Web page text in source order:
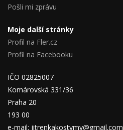
Pošli mi zprávu
Moje další stránky
Profil na Fler.cz
Profil na Facebooku
IČO 02825007
Komárovská 331/36
Praha 20
193 00
e-mail: jitrenkakostymy@gmail.com